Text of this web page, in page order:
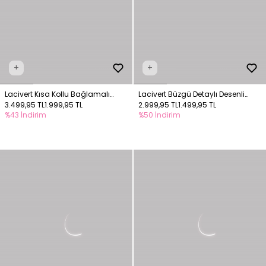
+
Lacivert Kısa Kollu Bağlamalı
Elbise
3.499,95 TL1.999,95 TL
%43 İndirim
+
Lacivert Büzgü Detaylı Desenli
Örme Elbise
2.999,95 TL1.499,95 TL
%50 İndirim